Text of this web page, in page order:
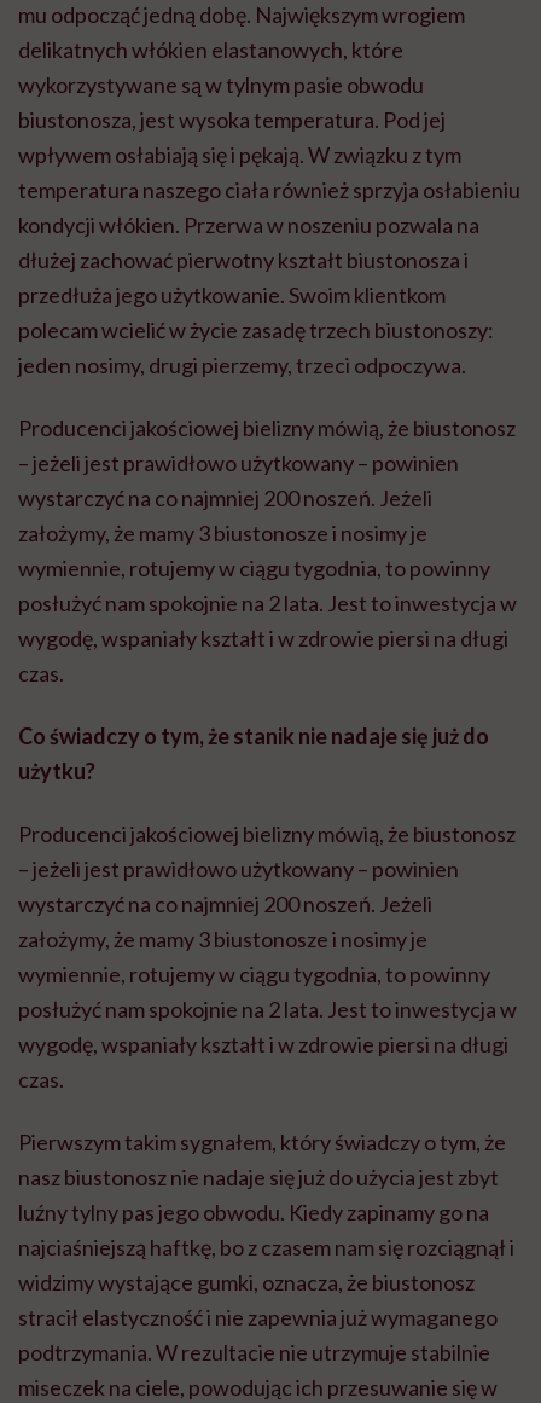
mu odpocząć jedną dobę. Największym wrogiem
delikatnych włókien elastanowych, które
wykorzystywane są w tylnym pasie obwodu
biustonosza, jest wysoka temperatura. Pod jej
wpływem osłabiają się i pękają. W związku z tym
temperatura naszego ciała również sprzyja osłabieniu
kondycji włókien. Przerwa w noszeniu pozwala na
dłużej zachować pierwotny kształt biustonosza i
przedłuża jego użytkowanie. Swoim klientkom
polecam wcielić w życie zasadę trzech biustonoszy:
jeden nosimy, drugi pierzemy, trzeci odpoczywa.
Producenci jakościowej bielizny mówią, że biustonosz
– jeżeli jest prawidłowo użytkowany – powinien
wystarczyć na co najmniej 200 noszeń. Jeżeli
założymy, że mamy 3 biustonosze i nosimy je
wymiennie, rotujemy w ciągu tygodnia, to powinny
posłużyć nam spokojnie na 2 lata. Jest to inwestycja w
wygodę, wspaniały kształt i w zdrowie piersi na długi
czas.
Co świadczy o tym, że stanik nie nadaje się już do
użytku?
Producenci jakościowej bielizny mówią, że biustonosz
– jeżeli jest prawidłowo użytkowany – powinien
wystarczyć na co najmniej 200 noszeń. Jeżeli
założymy, że mamy 3 biustonosze i nosimy je
wymiennie, rotujemy w ciągu tygodnia, to powinny
posłużyć nam spokojnie na 2 lata. Jest to inwestycja w
wygodę, wspaniały kształt i w zdrowie piersi na długi
czas.
Pierwszym takim sygnałem, który świadczy o tym, że
nasz biustonosz nie nadaje się już do użycia jest zbyt
luźny tylny pas jego obwodu. Kiedy zapinamy go na
najciaśniejszą haftkę, bo z czasem nam się rozciągnął i
widzimy wystające gumki, oznacza, że biustonosz
stracił elastyczność i nie zapewnia już wymaganego
podtrzymania. W rezultacie nie utrzymuje stabilnie
miseczek na ciele, powodując ich przesuwanie się w